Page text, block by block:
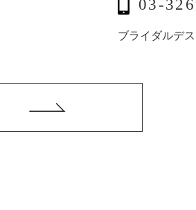
03-
ブライダルデ